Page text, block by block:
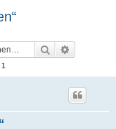
Suche
1